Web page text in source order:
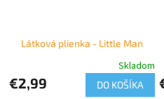
Látková plienka - Little Man
Skladom
€2,99 DO KOŠÍKA